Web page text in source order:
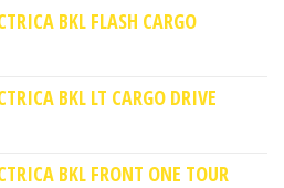
BKL FLASH CARGO
BKL LT CARGO DRIVE
BKL FRONT ONE TOUR